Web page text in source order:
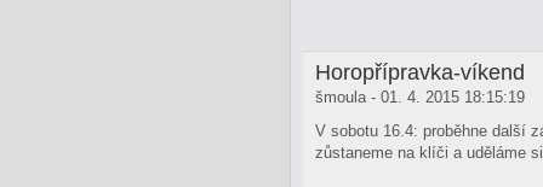
Horopřípravka-víkend
šmoula - 01. 4. 2015 18:15:19
V sobotu 16.4: proběhne další
zůstaneme na klíči a uděláme